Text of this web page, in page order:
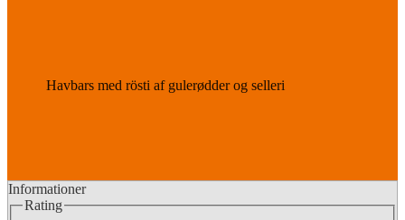
Havbars med rösti af gulerødder og selleri
Informationer
Rating